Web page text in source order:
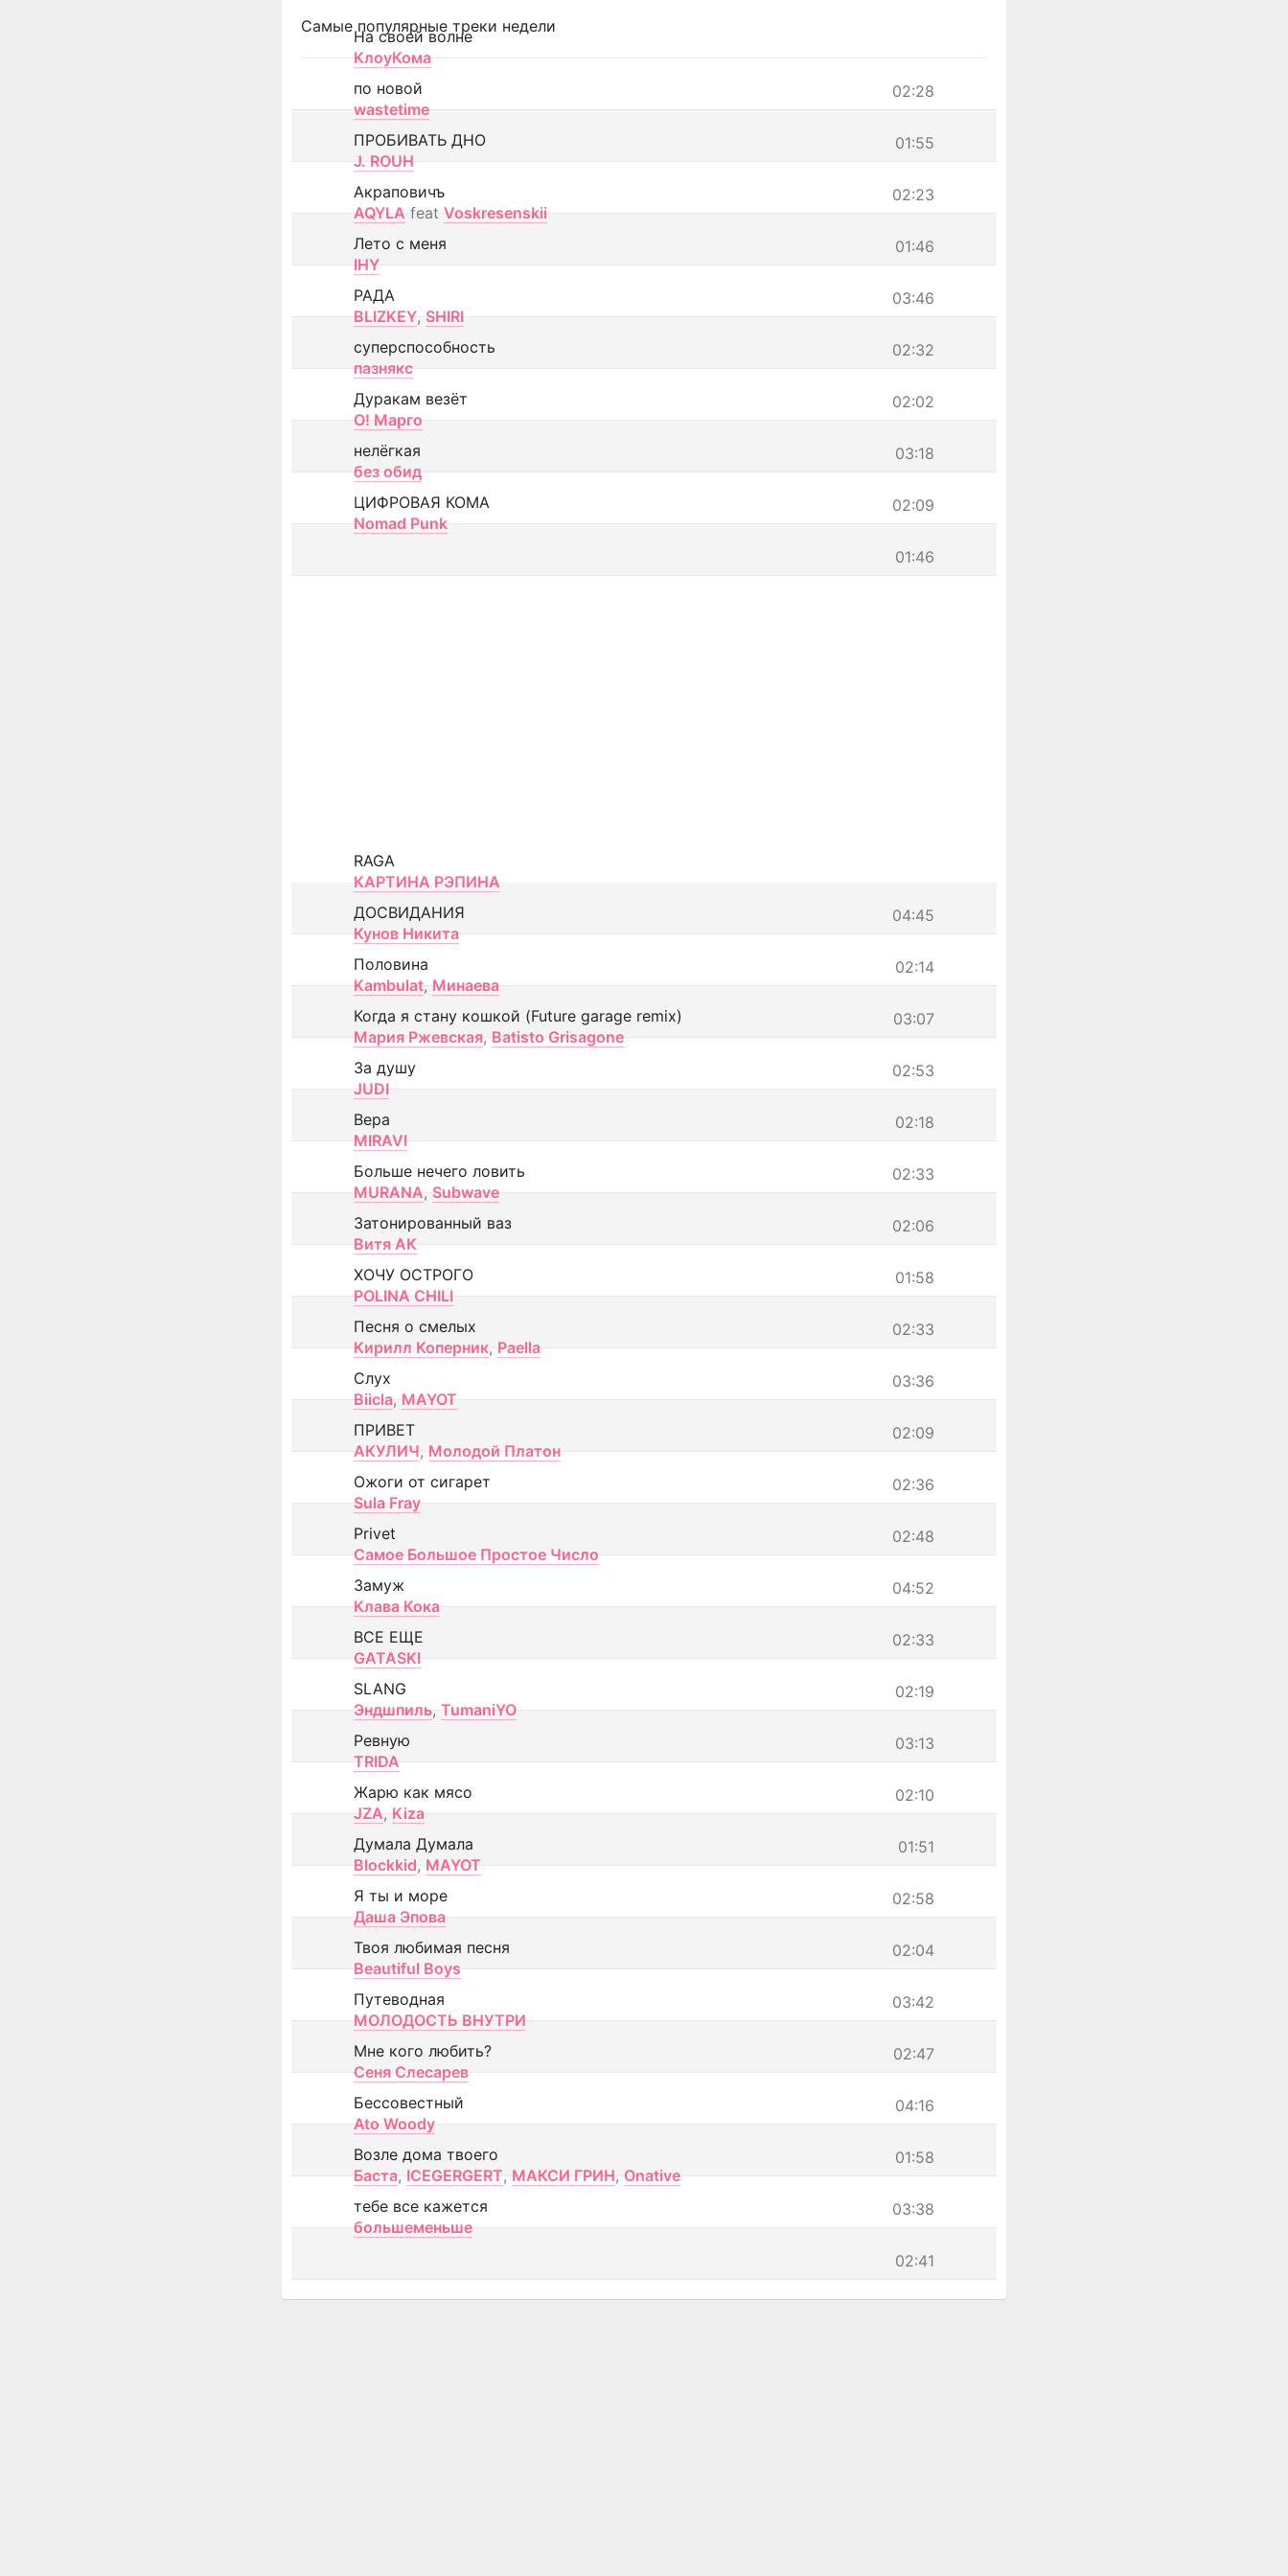
Самые популярные треки недели
На своей волне
КлоуКома
02:28
по новой
wastetime
01:55
ПРОБИВАТЬ ДНО
J. ROUH
02:23
Акраповичъ
AQYLA feat Voskresenskii
01:46
Лето с меня
IHY
03:46
РАДА
BLIZKEY, SHIRI
02:32
суперспособность
пазнякс
02:02
Дуракам везёт
О! Марго
03:18
нелёгкая
без обид
02:09
ЦИФРОВАЯ КОМА
Nomad Punk
01:46
RAGA
КАРТИНА РЭПИНА
04:45
ДОСВИДАНИЯ
Кунов Никита
02:14
Половина
Kambulat, Минаева
03:07
Когда я стану кошкой (Future garage remix)
Мария Ржевская, Batisto Grisagone
02:53
За душу
JUDI
02:18
Вера
MIRAVI
02:33
Больше нечего ловить
MURANA, Subwave
02:06
Затонированный ваз
Витя АК
01:58
ХОЧУ ОСТРОГО
POLINA CHILI
02:33
Песня о смелых
Кирилл Коперник, Paella
03:36
Слух
Biicla, MAYOT
02:09
ПРИВЕТ
АКУЛИЧ, Молодой Платон
02:36
Ожоги от сигарет
Sula Fray
02:48
Privet
Самое Большое Простое Число
04:52
Замуж
Клава Кока
02:33
ВСЕ ЕЩЕ
GATASKI
02:19
SLANG
Эндшпиль, TumaniYO
03:13
Ревную
TRIDA
02:10
Жарю как мясо
JZA, Kiza
01:51
Думала Думала
Blockkid, MAYOT
02:58
Я ты и море
Даша Эпова
02:04
Твоя любимая песня
Beautiful Boys
03:42
Путеводная
МОЛОДОСТЬ ВНУТРИ
02:47
Мне кого любить?
Сеня Слесарев
04:16
Бессовестный
Ato Woody
01:58
Возле дома твоего
Баста, ICEGERGERT, МАКСИ ГРИН, Onative
03:38
тебе все кажется
большеменьше
02:41